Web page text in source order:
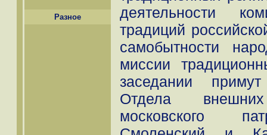
Разное
деятельности
традиций
самобытности
миссии
заседании
Отдела
московского